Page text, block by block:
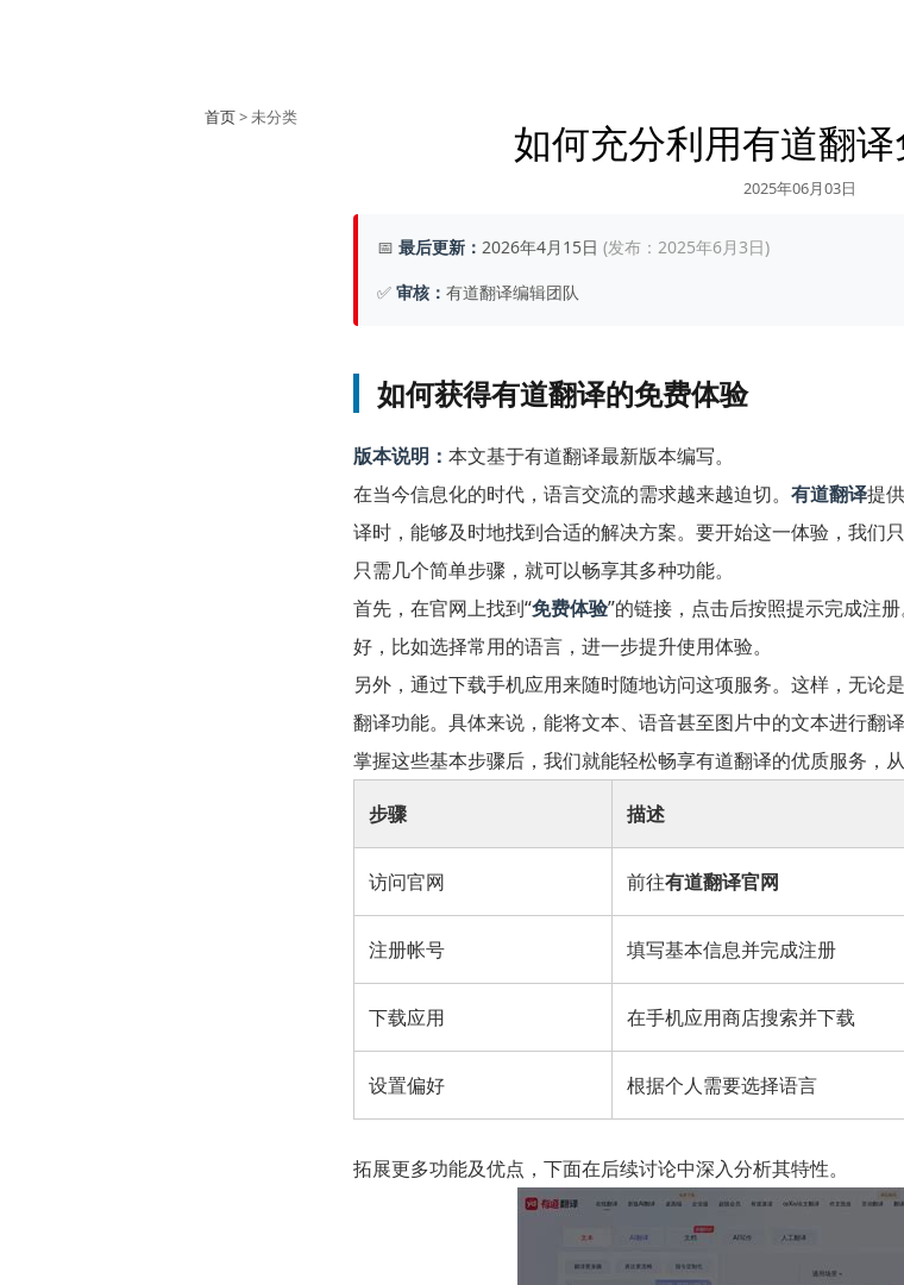
首页> 未分类 如何充分利用有道翻译
2025年06月03日
📅 最后更新： 2026年4月15日 (发布：2025年6月3日)
✅ 审核： 有道翻译编辑团队
如何获得有道翻译的免费体验
版本说明： 本文基于有道翻译最新版本编写。
在当今信息化的时代，语言交流的需求越来越迫切。 有道翻译提
译时，能够及时地找到合适的解决方案。要开始这一体验，我们
只需几个简单步骤，就可以畅享其多种功能。
首先，在官网上找到“免费体验”的链接，点击后按照提示完成注
好，比如选择常用的语言，进一步提升使用体验。
另外，通过下载手机应用来随时随地访问这项服务。这样，无论
翻译功能。具体来说，能将文本、语音甚至图片中的文本进行翻
掌握这些基本步骤后，我们就能轻松畅享有道翻译的优质服务，
步骤 描述
访问官网 前往有道翻译官网
注册帐号 填写基本信息并完成注册
下载应用 在手机应用商店搜索并下载
设置偏好 根据个人需要选择语言
拓展更多功能及优点，下面在后续讨论中深入分析其特性。